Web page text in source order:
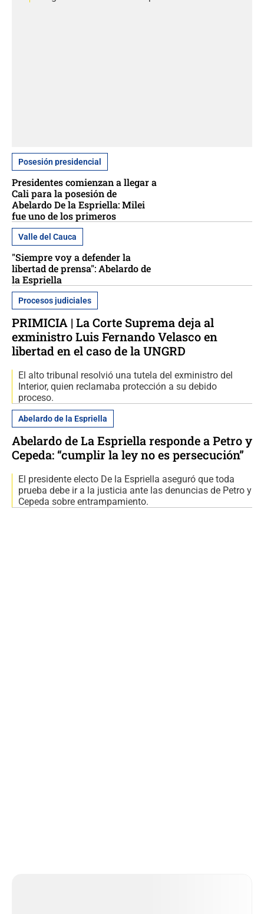
Posesión presidencial
Presidentes comienzan a llegar a
Cali para la posesión de
Abelardo De la Espriella: Milei
fue uno de los primeros
Valle del Cauca
"Siempre voy a defender la
libertad de prensa": Abelardo de
la Espriella
Procesos judiciales
PRIMICIA | La Corte Suprema deja al
exministro Luis Fernando Velasco en
libertad en el caso de la UNGRD
El alto tribunal resolvió una tutela del exministro del
Interior, quien reclamaba protección a su debido
proceso.
Abelardo de la Espriella
Abelardo de La Espriella responde a Petro y
Cepeda: “cumplir la ley no es persecución”
El presidente electo De la Espriella aseguró que toda
prueba debe ir a la justicia ante las denuncias de Petro y
Cepeda sobre entrampamiento.